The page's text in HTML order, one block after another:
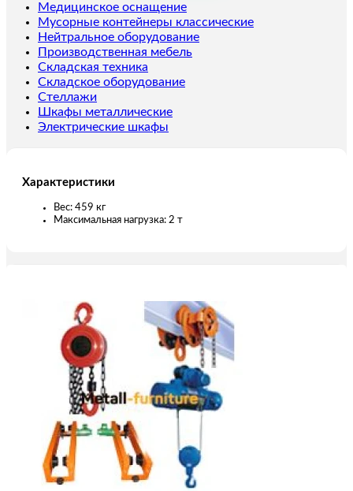
2,0
т
Н
-
18
м,
тип
13Т10446
Медицинское оснащение
Мусорные контейнеры классические
Нейтральное оборудование
Производственная мебель
Складская техника
Складское оборудование
Стеллажи
Шкафы металлические
Электрические шкафы
Характеристики
Вес: 459 кг
Максимальная нагрузка: 2 т